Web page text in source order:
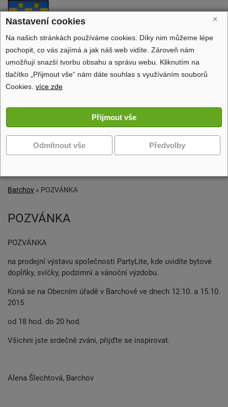
Barchov
oficiální stránky obce
Obecní úřad
Volný čas
Zobrazit další navigaci
Barchov » POZVÁNKA
POZVÁNKA
POZVÁNKA
na prodejní výstavu společnosti PartyLite, kde uvidíte bytové
doplňky, svíčky, podzimní a vánoční výzdobu.
Koná se na Obecním úřadě v Barchově ve dnech 12.10. a 15.10.
2015
od 18 hod. do 20 hod.
Všichni jste srdečně zváni, přijďte se inspirovat.
Alena Šlechtová, Barchov
×
Nastavení cookies
Na našich stránkách používáme cookies. Díky nim můžeme lépe
pochopit, co vás zajímá a jak náš web vidíte. Zároveň nám
umožňují snazší tvorbu obsahu a správu webu. Kliknutím na
tlačítko „Přijmout vše“ nám dáte souhlas s využíváním souborů
Cookies. více zde